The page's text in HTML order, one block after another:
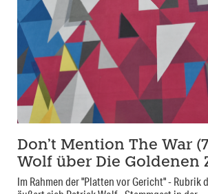
Don’t Mention The War
Wolf über Die Goldenen
Im Rahmen der "Platten vor Gericht" - Rubrik